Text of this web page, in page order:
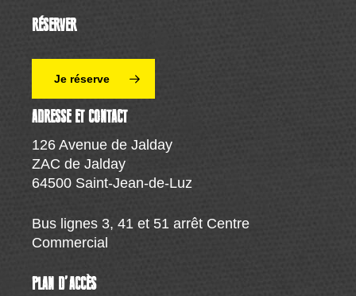
RÉSERVER
Je réserve
ADRESSE ET CONTACT
126 Avenue de Jalday
ZAC de Jalday
64500 Saint-Jean-de-Luz
Bus lignes 3, 41 et 51 arrêt Centre
Commercial
PLAN D’ACCÈS